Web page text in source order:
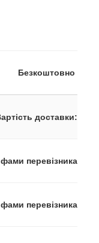
Безкоштовно
доставки:
перевізника
перевізника